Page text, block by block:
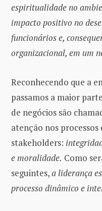
espiritualidade no
impacto positivo no
funcionários e,
organizacional, em um
Reconhecendo que a
passamos a maior
de negócios são
atenção nos
stakeholders:
e moralidade. Como
seguintes,a liderança
processo dinâmico e